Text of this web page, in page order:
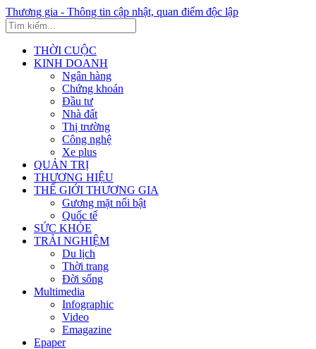
Thương gia - Thông tin cập nhật, quan điểm độc lập
THỜI CUỘC
KINH DOANH
Ngân hàng
Chứng khoán
Đầu tư
Nhà đất
Thị trường
Công nghệ
Xe plus
QUẢN TRỊ
THƯƠNG HIỆU
THẾ GIỚI THƯƠNG GIA
Gương mặt nổi bật
Quốc tế
SỨC KHỎE
TRẢI NGHIỆM
Du lịch
Thời trang
Đời sống
Multimedia
Infographic
Video
Emagazine
Epaper